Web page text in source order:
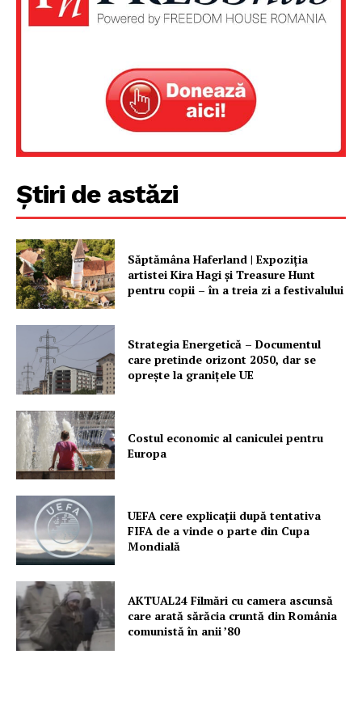
Știri de astăzi
Săptămâna Haferland | Expoziţia
artistei Kira Hagi şi Treasure Hunt
pentru copii – în a treia zi a festivalului
Strategia Energetică – Documentul
care pretinde orizont 2050, dar se
oprește la granițele UE
Costul economic al caniculei pentru
Europa
UEFA cere explicații după tentativa
FIFA de a vinde o parte din Cupa
Mondială
AKTUAL24 Filmări cu camera ascunsă
care arată sărăcia cruntă din România
comunistă în anii ’80